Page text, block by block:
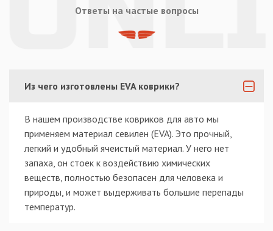
Ответы на частые вопросы
Из чего изготовлены EVA коврики?
В нашем производстве ковриков для авто мы
применяем материал севилен (EVA). Это прочный,
легкий и удобный ячеистый материал. У него нет
запаха, он стоек к воздействию химических
веществ, полностью безопасен для человека и
природы, и может выдерживать большие перепады
температур.